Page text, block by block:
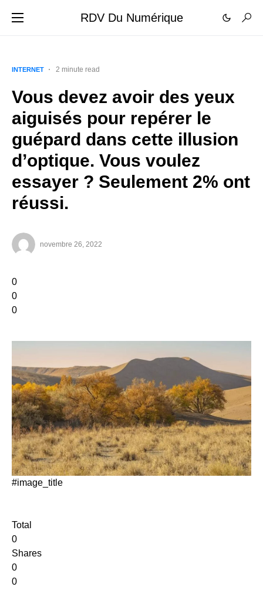
RDV Du Numérique
INTERNET 2 minute read
Vous devez avoir des yeux
aiguisés pour repérer le
guépard dans cette illusion
d’optique. Vous voulez
essayer ? Seulement 2% ont
réussi.
novembre 26, 2022
0
0
0
#image_title
Total
0
Shares
0
0